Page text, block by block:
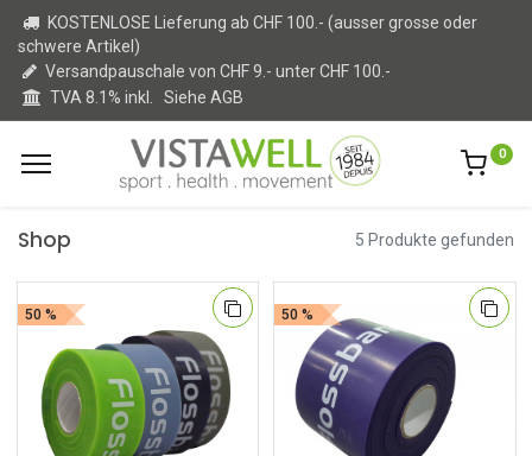
KOSTENLOSE Lieferung ab CHF 100.- (ausser grosse oder
schwere Artikel)
Versandpauschale von CHF 9.- unter CHF 100.-
TVA 8.1% inkl. Siehe AGB
0
Shop 5 Produkte gefunden
50 % 50 %